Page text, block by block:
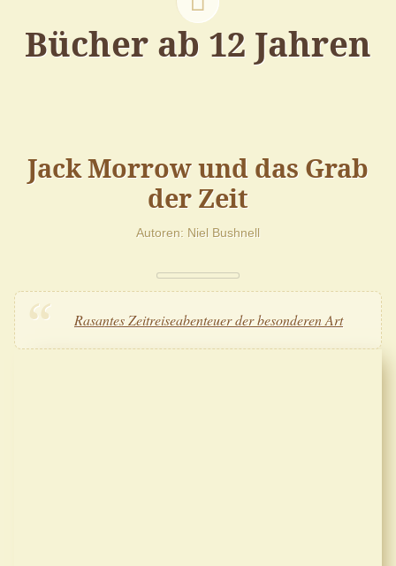
Bücher ab 12 Jahren
Jack Morrow und das Grab
der Zeit
Autoren Niel Bushnell
Rasantes Zeitreiseabenteuer der besonderen Art